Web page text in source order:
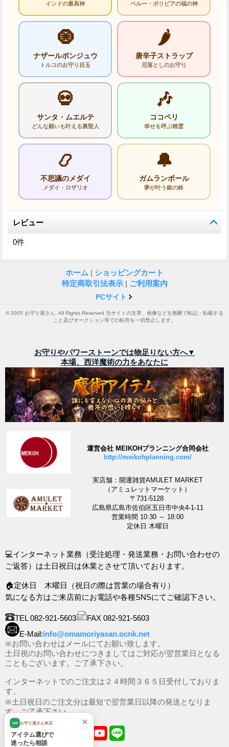
インドの最高神 ペルー・ボリビアの福の神
🧿
ナザールボンジュウ
トルコのお守り目玉
🌶️
唐辛子ストラップ
厄落としのお守り
💀
サンタ・ムエルテ
どんな願いも叶える裏聖人
🎶
ココペリ
幸せを呼ぶ精霊
📿
不思議のメダイ
メダイ・ロザリオ
🔔
ガムランボール
夢が叶う銀の鈴
レビュー
0件
ホーム | ショッピングカート
特定商取引法表示 | ご利用案内
PCサイト
© 2005 お守り屋さん. All Rights Reserved 当サイトの文章、画像などを無断で転記・転載する
こと及びオークション等での転売を一切禁止します。
お守りやパワーストーンでは物足りない方へ▼
本場、西洋魔術の力をあなたに
運営会社 MEIKOHプランニング合同会社
http://meikohplanning.com/
実店舗：開運雑貨AMULET MARKET
（アミュレットマーケット）
〒731-5128
広島県広島市佐伯区五日市中央4-1-11
営業時間 10:30 ～ 18:00
定休日 木曜日
💻インターネット業務（受注処理・発送業務・お問い合わせの
ご返答）は土日祝日は休業とさせて頂いております。
🏠定休日 木曜日（祝日の際は営業の場合有り）
気になる方はご来店前にお電話や各種SNSにてご確認下さい。
TEL 082-921-5603
FAX 082-921-5603
E-Mail:info@omamoriyasan.ocnk.net
※お問い合わせはメールにてお願い致します。
土日祝のお問い合わせにつきましてはご対応が翌営業日となる
こともございます。ご了承下さい。
インターネットでのご注文は２４時間３６５日受付しておりま
す。
※土日祝日のご注文分は最短で翌営業日以降の発送となりま
す。ご了承下さい。
×
LINE お守り屋さん本店
アイテム選びで
迷ったら相談